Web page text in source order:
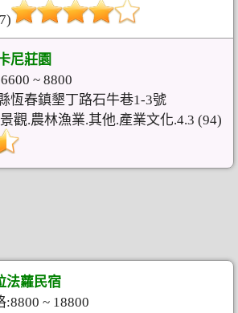
尼莊園
~ 8800
恆春鎮墾丁路石牛巷1-3號
觀.農林漁業.其他.產業文化.4.3 (94)
法蘿民宿
:8800 ~ 18800